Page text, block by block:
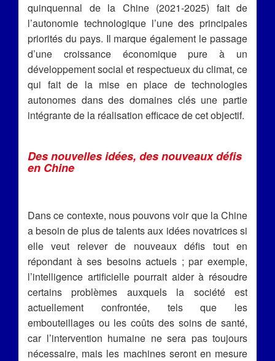
quinquennal de la Chine (2021-2025) fait de
l’autonomie technologique l’une des principales
priorités du pays. Il marque également le passage
d’une croissance économique pure à un
développement social et respectueux du climat, ce
qui fait de la mise en place de technologies
autonomes dans des domaines clés une partie
intégrante de la réalisation efficace de cet objectif.
Des nouvelles idées, des nouveaux défis
en Chine
Dans ce contexte, nous pouvons voir que la Chine
a besoin de plus de talents aux idées novatrices si
elle veut relever de nouveaux défis tout en
répondant à ses besoins actuels ; par exemple,
l’intelligence artificielle pourrait aider à résoudre
certains problèmes auxquels la société est
actuellement confrontée, tels que les
embouteillages ou les coûts des soins de santé,
car l’intervention humaine ne sera pas toujours
nécessaire, mais les machines seront en mesure